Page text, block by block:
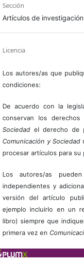
Sección
Artículos de investigación
Licencia
Los autores/as que
condiciones:
De acuerdo con la
conservan los
Sociedadel derecho de
Comunicación y Sociedad
procesar artículos para su
Los autores/as
independientes y
versión del artículo
ejemplo incluirlo en un
libro) siempre que
primera vez en